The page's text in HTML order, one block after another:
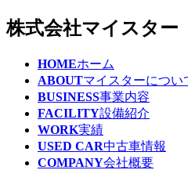
株式会社マイスター
HOMEホーム
ABOUTマイスターについ
BUSINESS事業内容
FACILITY設備紹介
WORK実績
USED CAR中古車情報
COMPANY会社概要